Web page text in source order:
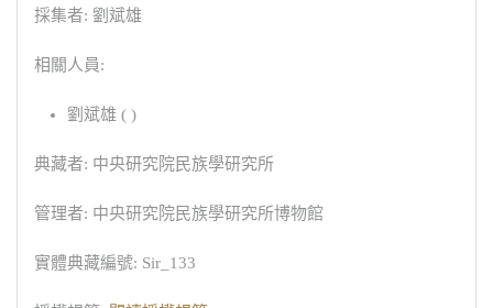
採集者: 劉斌雄
相關人員:
劉斌雄 ( )
典藏者: 中央研究院民族學研究所
管理者: 中央研究院民族學研究所博物館
實體典藏編號: Sir_133